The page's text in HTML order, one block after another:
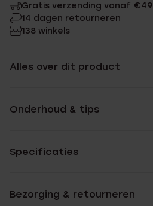
Gratis verzending vanaf €49
14 dagen retourneren
138 winkels
Alles over dit product
Onderhoud & tips
Specificaties
Bezorging & retourneren